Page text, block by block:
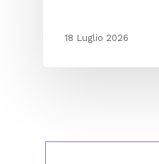
18 Luglio 2026